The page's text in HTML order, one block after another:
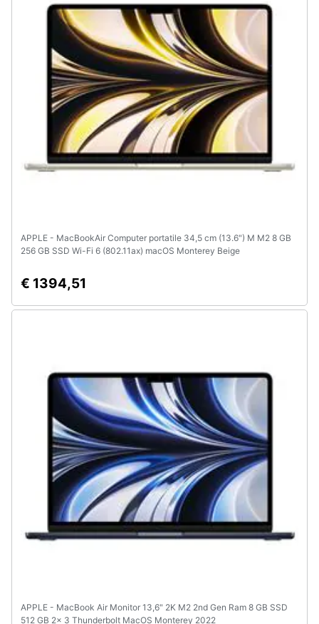
APPLE - MacBookAir Computer portatile 34,5 cm (13.6") M M2 8 GB
256 GB SSD Wi-Fi 6 (802.11ax) macOS Monterey Beige
€ 1394,51
APPLE - MacBook Air Monitor 13,6" 2K M2 2nd Gen Ram 8 GB SSD
512 GB 2x 3 Thunderbolt MacOS Monterey 2022